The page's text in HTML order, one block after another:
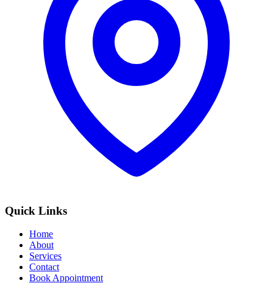
Quick Links
Home
About
Services
Contact
Book Appointment